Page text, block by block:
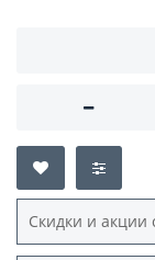
Скидки и акции